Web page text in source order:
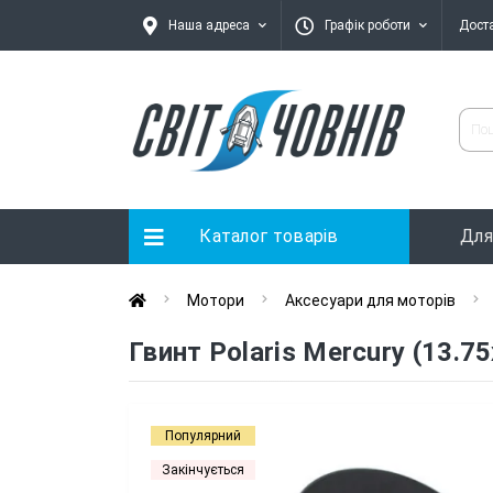
Наша адреса Графік роботи
Каталог товарів
Мотори Аксесуари для моторів
Гвинт Polaris Mercury
Популярний
Закінчується